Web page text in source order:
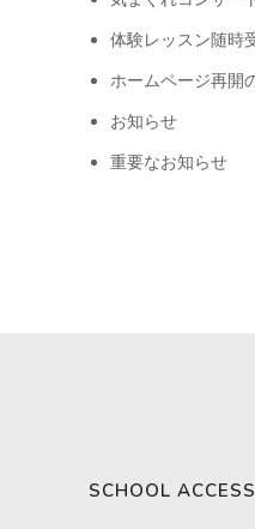
体験レッスン随時
ホームページ再開
お知らせ
重要なお知らせ
SCHOOL ACCESS